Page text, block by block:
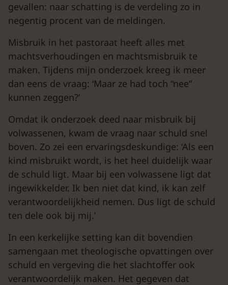
gevallen: naar schatting is de verdeling zo in
negentig procent van de meldingen.
Misbruik in het pastoraat heeft alles met
machtsverhoudingen en machtsmisbruik te
maken. Tijdens mijn onderzoek kreeg ik meer
dan eens de vraag: ‘Maar ze had toch “nee”
kunnen zeggen?’
Omdat ik onderzoek deed naar misbruik bij
volwassenen, kwam de vraag naar schuld snel
boven. Zo zei een ervaringsdeskundige: ‘Als een
kind misbruikt wordt, is het heel duidelijk waar
de schuld ligt. Maar bij een volwassene ligt dat
ingewikkelder. Ik ben niet dat kind, ik kan zelf
verantwoordelijkheid nemen. Dus ligt de schuld
ten dele ook bij mij.’
In een kerkelijke setting kan dit bovendien
samengaan met theologische opvattingen over
schuld en vergeving die het slachtoffer ook
verantwoordelijk maken. Het gegeven dat